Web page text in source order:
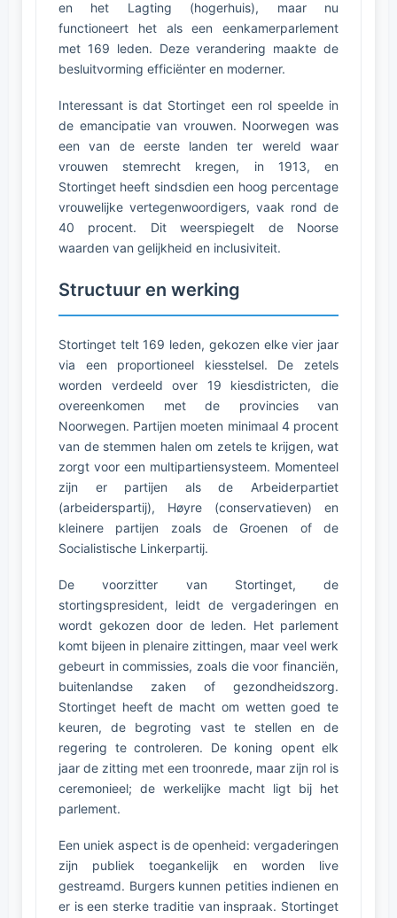
en het Lagting (hogerhuis), maar nu
functioneert het als een eenkamerparlement
met 169 leden. Deze verandering maakte de
besluitvorming efficiënter en moderner.
Interessant is dat Stortinget een rol speelde in
de emancipatie van vrouwen. Noorwegen was
een van de eerste landen ter wereld waar
vrouwen stemrecht kregen, in 1913, en
Stortinget heeft sindsdien een hoog percentage
vrouwelijke vertegenwoordigers, vaak rond de
40 procent. Dit weerspiegelt de Noorse
waarden van gelijkheid en inclusiviteit.
Structuur en werking
Stortinget telt 169 leden, gekozen elke vier jaar
via een proportioneel kiesstelsel. De zetels
worden verdeeld over 19 kiesdistricten, die
overeenkomen met de provincies van
Noorwegen. Partijen moeten minimaal 4 procent
van de stemmen halen om zetels te krijgen, wat
zorgt voor een multipartiensysteem. Momenteel
zijn er partijen als de Arbeiderpartiet
(arbeiderspartij), Høyre (conservatieven) en
kleinere partijen zoals de Groenen of de
Socialistische Linkerpartij.
De voorzitter van Stortinget, de
stortingspresident, leidt de vergaderingen en
wordt gekozen door de leden. Het parlement
komt bijeen in plenaire zittingen, maar veel werk
gebeurt in commissies, zoals die voor financiën,
buitenlandse zaken of gezondheidszorg.
Stortinget heeft de macht om wetten goed te
keuren, de begroting vast te stellen en de
regering te controleren. De koning opent elk
jaar de zitting met een troonrede, maar zijn rol is
ceremonieel; de werkelijke macht ligt bij het
parlement.
Een uniek aspect is de openheid: vergaderingen
zijn publiek toegankelijk en worden live
gestreamd. Burgers kunnen petities indienen en
er is een sterke traditie van inspraak. Stortinget